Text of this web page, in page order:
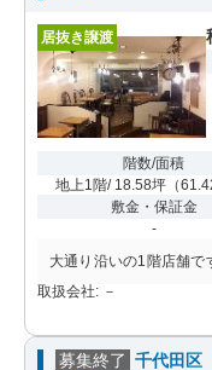
居抜き譲渡
階数/面積
地上1階/ 18.58坪 （
敷金・保証金
-
大通り沿いの1階店舗で
取扱会社: －
募集終了 千代田区